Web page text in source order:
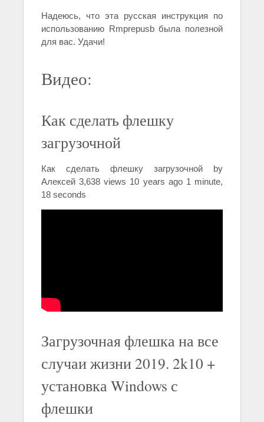
Надеюсь, что эта русская инструкция по
использованию Rmprepusb была полезной
для вас. Удачи!
Видео:
Как сделать флешку
загрузочной
Как сделать флешку загрузочной by
Алексей 3,638 views 10 years ago 1 minute,
18 seconds
Загрузочная флешка на все
случаи жизни 2019. 2k10 +
установка Windows с
флешки